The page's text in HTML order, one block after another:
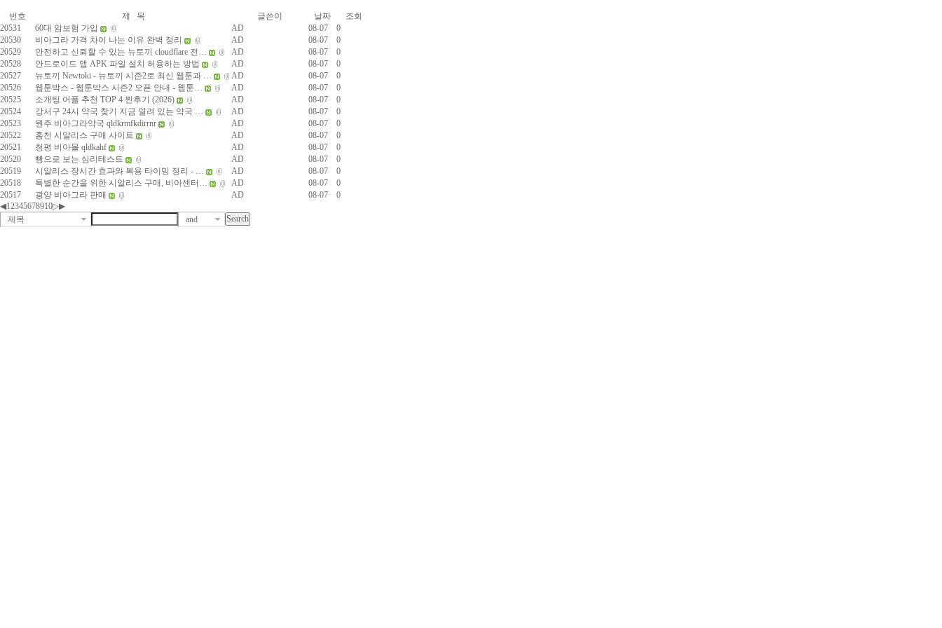
번호 제 목 글쓴이 날짜
조회
20531
60대 암보험 가입 AD 08-07
0
20530
비아그라 가격 차이 나는 이유 완벽 정리 AD 08-07
0
20529
안전하고 신뢰할 수 있는 뉴토끼 cloudflare 전… AD 08-07
0
20528
안드로이드 앱 APK 파일 설치 허용하는 방법 AD 08-07
0
20527
뉴토끼 Newtoki - 뉴토끼 시즌2로 최신 웹툰과 … AD 08-07
0
20526
웹툰박스 - 웹툰박스 시즌2 오픈 안내 - 웹툰… AD 08-07
0
20525
소개팅 어플 추천 TOP 4 찐후기 (2026) AD 08-07
0
20524
강서구 24시 약국 찾기 지금 열려 있는 약국 … AD 08-07
0
20523
원주 비아그라약국 qldkrmfkdirrnr AD 08-07
0
20522
홍천 시알리스 구매 사이트 AD 08-07
0
20521
청평 비아몰 qldkahf AD 08-07
0
20520
빵으로 보는 심리테스트 AD 08-07
0
20519
시알리스 장시간 효과와 복용 타이밍 정리 - … AD 08-07
0
20518
특별한 순간을 위한 시알리스 구매, 비아센터… AD 08-07
0
20517
광양 비아그라 판매 AD 08-07
0
◀12345678910▷▶
제목
and